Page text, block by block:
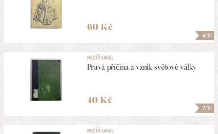
6/10
60 Kč
7/10
MEČÍŘ KAREL
Pravá příčina a vznik světové války
40 Kč
MEČÍŘ KAREL